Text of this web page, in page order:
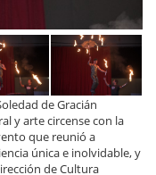
de Gracián
y arte circense con la
que reunió a
única e inolvidable, y
de Cultura